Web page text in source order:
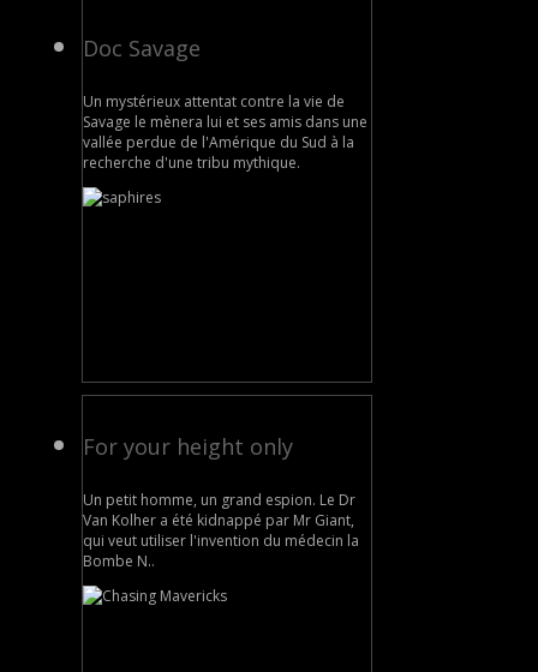
Doc Savage
Un mystérieux attentat contre la vie de
Savage le mènera lui et ses amis dans une
vallée perdue de l'Amérique du Sud à la
recherche d'une tribu mythique.
For your height only
Un petit homme, un grand espion. Le Dr
Van Kolher a été kidnappé par Mr Giant,
qui veut utiliser l'invention du médecin la
Bombe N..